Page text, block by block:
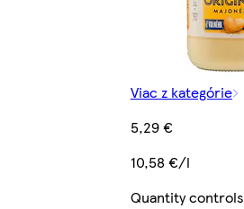
Viac z kategórie
5,29 €
10,58 €/l
Quantity controls